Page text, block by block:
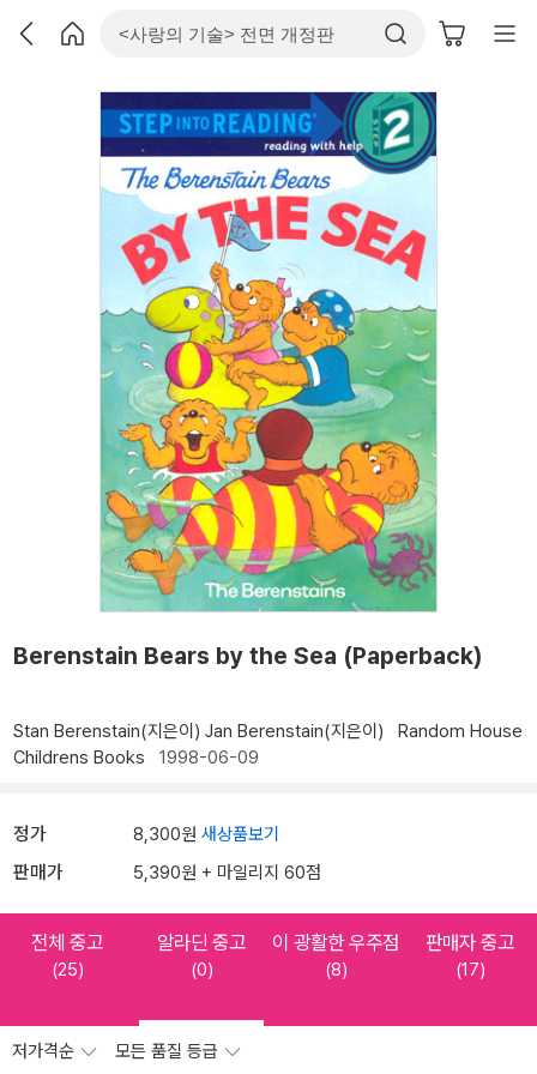
Berenstain Bears by the Sea (Paperback)
Stan Berenstain(지은이) Jan Berenstain(지은이)
Random House
Childrens Books 1998-06-09
정가 8,300원 새상품보기
판매가 5,390원 + 마일리지 60점
전체 중고
(25)
알라딘 중고
(0)
이 광활한 우주점
(8)
판매자 중고
(17)
저가격순 모든 품질 등급